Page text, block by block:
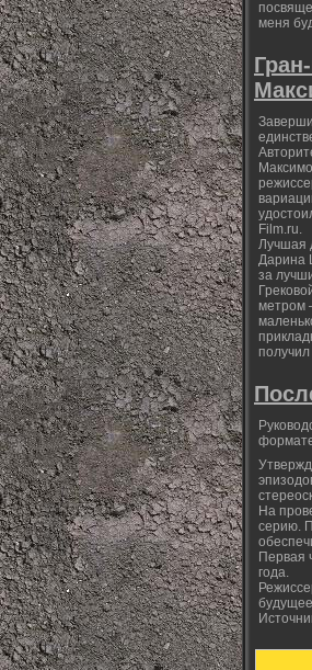
меня
Film.ru.
Лучшая
Дарина
за
метром
На
серию.
Первая
года.